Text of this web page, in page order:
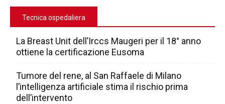
Tecnica ospedaliera
La Breast Unit dell’Irccs Maugeri per il 18° anno
ottiene la certificazione Eusoma
Tumore del rene, al San Raffaele di Milano
l’intelligenza artificiale stima il rischio prima
dell’intervento